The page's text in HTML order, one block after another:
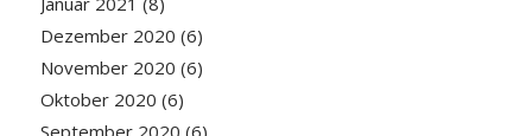
Dezember 2020 (6)
November 2020 (6)
Oktober 2020 (6)